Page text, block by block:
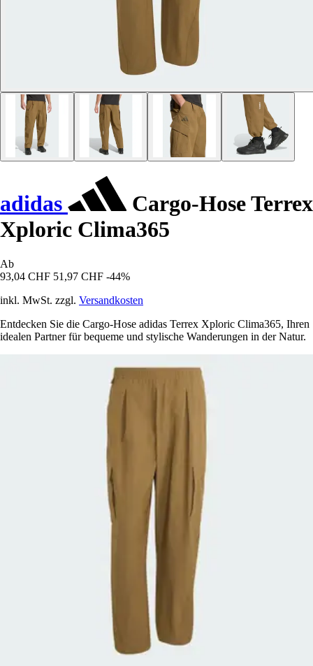
adidas
Cargo-Hose Terrex
Xploric Clima365
Ab
93,04 CHF 51,97 CHF -44%
inkl. MwSt. zzgl. Versandkosten
Entdecken Sie die Cargo-Hose adidas Terrex Xploric Clima365, Ihren
idealen Partner für bequeme und stylische Wanderungen in der Natur.